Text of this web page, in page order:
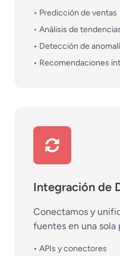
• Predicción de ventas
• Análisis de
• Detección de
• Recomendaciones
Integración de
Conectamos y
fuentes en una sola
• APIs y conectores